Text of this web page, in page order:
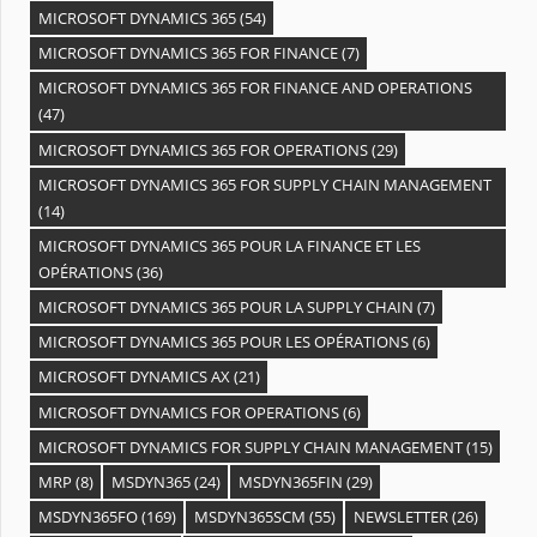
MICROSOFT DYNAMICS 365(54)
MICROSOFT DYNAMICS 365 FOR FINANCE(7)
MICROSOFT DYNAMICS 365 FOR FINANCE AND OPERATIONS
(47)
MICROSOFT DYNAMICS 365 FOR OPERATIONS(29)
MICROSOFT DYNAMICS 365 FOR SUPPLY CHAIN MANAGEMENT
(14)
MICROSOFT DYNAMICS 365 POUR LA FINANCE ET LES
OPÉRATIONS(36)
MICROSOFT DYNAMICS 365 POUR LA SUPPLY CHAIN (7)
MICROSOFT DYNAMICS 365 POUR LES OPÉRATIONS(6)
MICROSOFT DYNAMICS AX(21)
MICROSOFT DYNAMICS FOR OPERATIONS(6)
MICROSOFT DYNAMICS FOR SUPPLY CHAIN MANAGEMENT(15)
MRP (8) MSDYN365(24) MSDYN365FIN (29)
MSDYN365FO(169) MSDYN365SCM (55) NEWSLETTER(26)